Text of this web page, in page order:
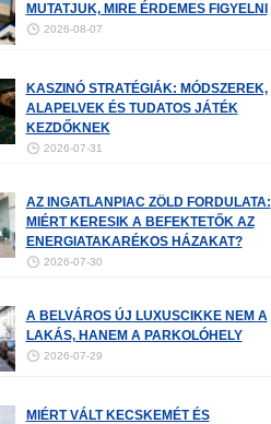
MUTATJUK, MIRE ÉRDEMES FIGYELNI
2026-08-07
KASZINÓ STRATÉGIÁK: MÓDSZEREK,
ALAPELVEK ÉS TUDATOS JÁTÉK
KEZDŐKNEK
2026-07-31
AZ INGATLANPIAC ZÖLD FORDULATA:
MIÉRT KERESIK A BEFEKTETŐK AZ
ENERGIATAKARÉKOS HÁZAKAT?
2026-07-30
A BELVÁROS ÚJ LUXUSCIKKE NEM A
LAKÁS, HANEM A PARKOLÓHELY
2026-07-29
MIÉRT VÁLT KECSKEMÉT ÉS